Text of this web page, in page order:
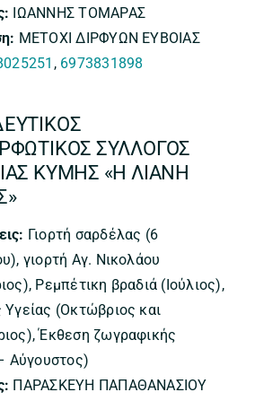
ΙΩΑΝΝΗΣ ΤΟΜΑΡΑΣ
ΜΕΤΟΧΙ ΔΙΡΦΥΩΝ ΕΥΒΟΙΑΣ
, 6973831898
ΣΥΛΛΟΓΟΣ
ΚΥΜΗΣ «Η ΛΙΑΝΗ
Γιορτή σαρδέλας (6
γιορτή Αγ. Νικολάου
Ρεμπέτικη βραδιά (Ιούλιος),
Υγείας (Οκτώβριος και
Έκθεση ζωγραφικής
Αύγουστος)
ΠΑΡΑΣΚΕΥΗ ΠΑΠΑΘΑΝΑΣΙΟΥ